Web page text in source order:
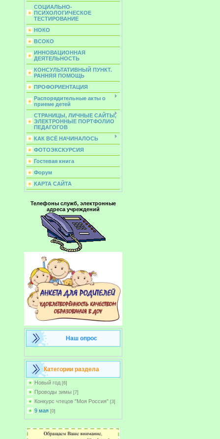
СОЦИАЛЬНО-
ПСИХОЛОГИЧЕСКОЕ
ТЕСТИРОВАНИЕ
НОКО
ВСОКО
ИННОВАЦИОННАЯ
ДЕЯТЕЛЬНОСТЬ
КОНСУЛЬТАТИВНЫЙ ПУНКТ.
РАННЯЯ ПОМОЩЬ
ПРОФОРИЕНТАЦИЯ
Распорядительные акты о
приеме детей
СТРАНИЦЫ, ЛИЧНЫЕ САЙТЫ,
ЭЛЕКТРОННЫЕ ПОРТФОЛИО
ПЕДАГОГОВ
КАК ВСЁ НАЧИНАЛОСЬ
ФОТОЭКСКУРСИЯ
Гостевая книга
Форум
КАРТА САЙТА
Телефоны служб, электронные
адреса учреждений
Наш опрос
Категории раздела
Новый год [6]
Проводы зимы [7]
Конкурс чтецов "Моя Россия" [3]
9 мая [0]